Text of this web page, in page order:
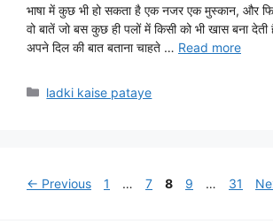
भाषा में कुछ भी हो सकता है एक नजर एक मुस्कान, और
वो बातें जो बस कुछ ही पलों में किसी को भी खास बना
अपने दिल की बात बताना चाहते … Read more
Categories
ladki kaise pataye
← Previous Page
1 … Page
7 Page
8 Page
9 … Page
31